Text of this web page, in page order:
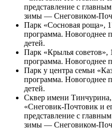
представление с
зимы — Снеговиком-
Парк «Сосновая роща»,
программа. Новогоднее
детей.
Парк «Крылья
программа. Новогоднее
Парк у центра семьи
программа. Новогоднее
детей.
Сквер имени
«Снеговик-Почтовик и
представление с
зимы — Снеговиком-